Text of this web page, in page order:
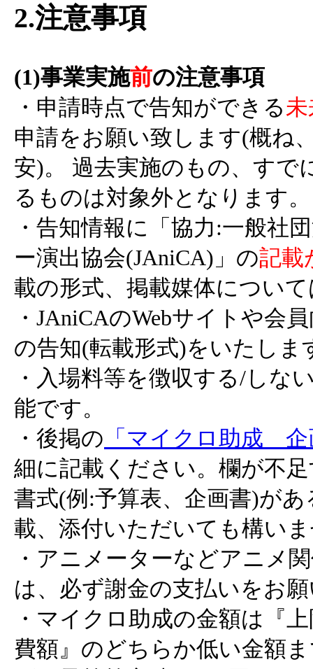
2.注意事項
(1)事業実施前の注意事項
・申請時点で告知ができる
申請をお願い致します(概ね
安)。 過去実施のもの、すで
るものは対象外となります。
・告知情報に「協力:一般社
ー演出協会(JAniCA)」の記載
載の形式、掲載媒体につい
・JAniCAのWebサイトや会
の告知(転載形式)をいたしま
・入場料等を徴収する/しな
能です。
・後掲の 「マイクロ助成 企
細に記載ください。欄が不
書式(例:予算表、企画書)が
載、添付いただいても構い
・アニメーターなどアニメ
は、必ず謝金の支払いをお
・マイクロ助成の金額は『
費額』のどちらか低い金額